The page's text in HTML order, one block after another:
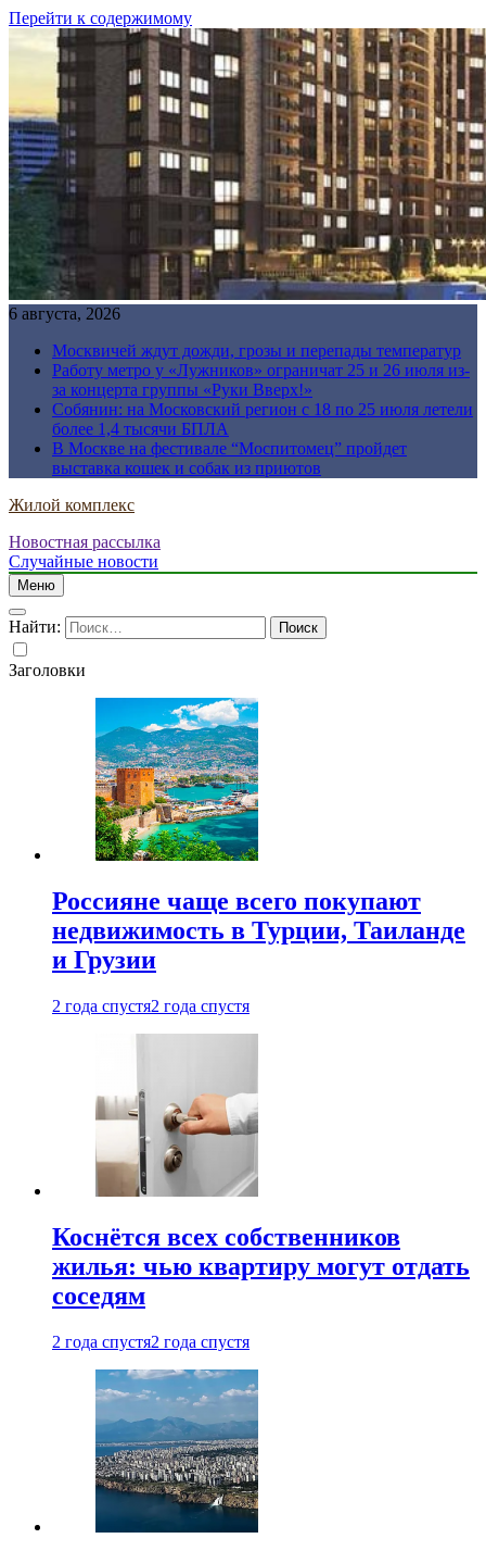
Перейти к содержимому
6 августа, 2026
Москвичей ждут дожди, грозы и перепады температур
Работу метро у «Лужников» ограничат 25 и 26 июля из-
за концерта группы «Руки Вверх!»
Собянин: на Московский регион с 18 по 25 июля летели
более 1,4 тысячи БПЛА
В Москве на фестивале “Моспитомец” пройдет
выставка кошек и собак из приютов
Жилой комплекс
Новостная рассылка
Случайные новости
Меню
Найти:
Заголовки
Россияне чаще всего покупают
недвижимость в Турции, Таиланде
и Грузии
2 года спустя2 года спустя
Коснётся всех собственников
жилья: чью квартиру могут отдать
соседям
2 года спустя2 года спустя